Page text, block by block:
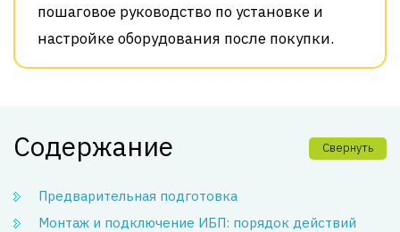
пошаговое руководство по установке и
настройке оборудования после покупки.
Содержание Свернуть
Предварительная подготовка
Монтаж и подключение ИБП: порядок действий